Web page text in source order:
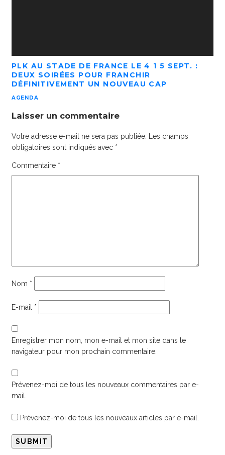
PLK AU STADE DE FRANCE LE 4 1 5 SEPT. :
DEUX SOIRÉES POUR FRANCHIR
DÉFINITIVEMENT UN NOUVEAU CAP
AGENDA
Laisser un commentaire
Votre adresse e-mail ne sera pas publiée.
Les champs
obligatoires sont indiqués avec *
Commentaire *
Nom *
E-mail *
Enregistrer mon nom, mon e-mail et mon site dans le
navigateur pour mon prochain commentaire.
Prévenez-moi de tous les nouveaux commentaires par e-
mail.
Prévenez-moi de tous les nouveaux articles par e-mail.